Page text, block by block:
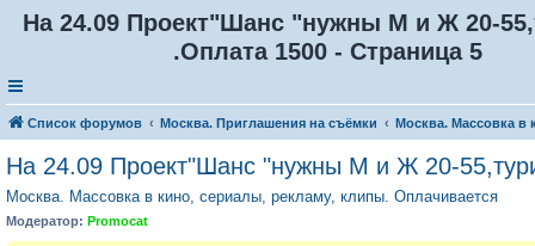
На 24.09 Проект"Шанс "нужны М и Ж 20-
.Оплата 1500 - Страница 5
Список форумов Москва. Приглашения на съёмки Москва. Массовка в
На 24.09 Проект"Шанс "нужны М и Ж 20-
Москва. Массовка в кино, сериалы, рекламу, клипы. Оплачивается
Модератор: Promocat